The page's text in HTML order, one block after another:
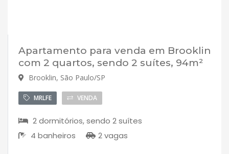
Apartamento para venda em Brooklin
com 2 quartos, sendo 2 suítes, 94m²
Brooklin, São Paulo/SP
MRLFE VENDA
2 dormitórios, sendo 2 suítes
4 banheiros
2 vagas